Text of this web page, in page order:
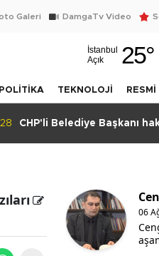
Galeri DamgaTv Video
İstanbul
Açık
25°
POLİTİKA TEKNOLOJİ
CHP'li Belediye Başkanı
06